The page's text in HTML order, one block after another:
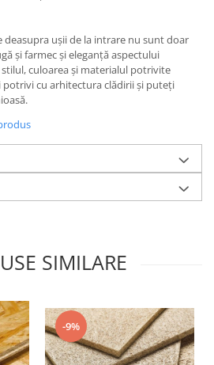
deasupra ușii de la intrare nu sunt doar
și farmec și eleganță aspectului
culoarea și materialul potrivite
cu arhitectura clădirii și puteți
SIMILARE
-9%